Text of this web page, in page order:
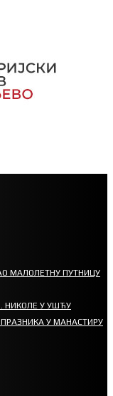
МАЛОЛЕТНУ ПУТНИЦУ
НИКОЛЕ У УШЋУ
У МАНАСТИРУ